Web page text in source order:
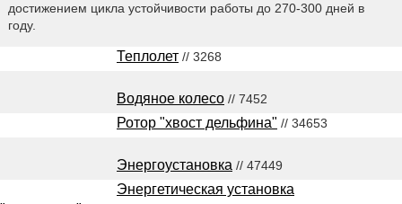
достижением цикла устойчивости работы до 270-300 дней в
году.
Теплолет // 3268
Водяное колесо // 7452
Ротор "хвост дельфина" // 34653
Энергоустановка // 47449
Энергетическая установка